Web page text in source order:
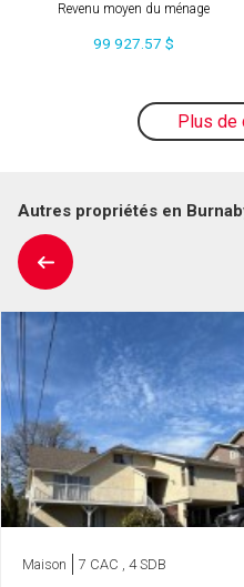
Revenu moyen du ménage
99 927.57 $
Plus de
Autres propriétés en
Maison 7 CAC , 4 SDB